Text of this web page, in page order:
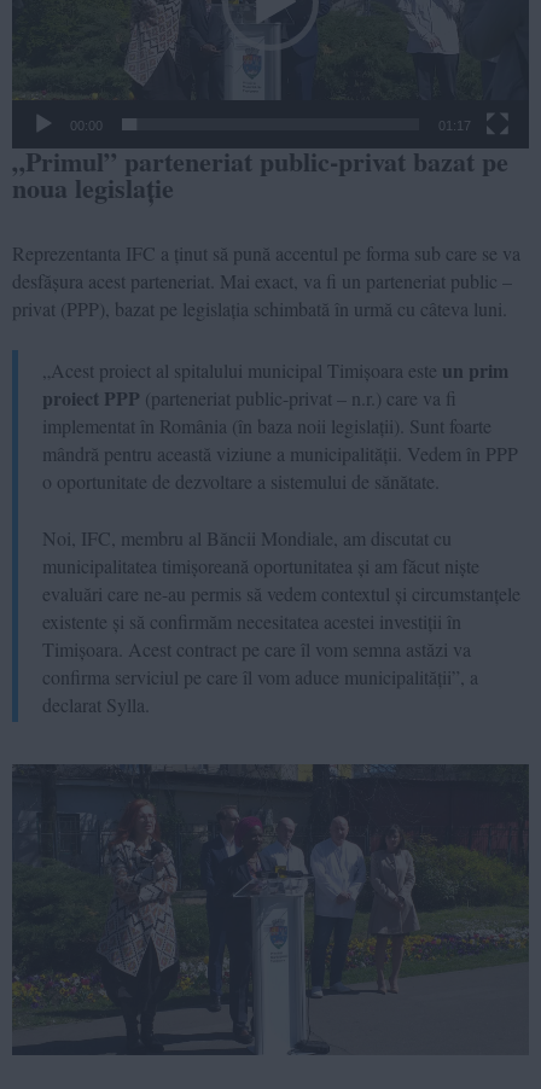
00:00 01:17
„Primul” parteneriat public-privat bazat pe
noua legislație
Reprezentanta IFC a ținut să pună accentul pe forma sub care se va
desfășura acest parteneriat. Mai exact, va fi un parteneriat public –
privat (PPP), bazat pe legislația schimbată în urmă cu câteva luni.
„Acest proiect al spitalului municipal Timișoara este un prim
proiect PPP (parteneriat public-privat – n.r.) care va fi
implementat în România (în baza noii legislații). Sunt foarte
mândră pentru această viziune a municipalității. Vedem în PPP
o oportunitate de dezvoltare a sistemului de sănătate.
Noi, IFC, membru al Băncii Mondiale, am discutat cu
municipalitatea timișoreană oportunitatea și am făcut niște
evaluări care ne-au permis să vedem contextul și circumstanțele
existente și să confirmăm necesitatea acestei investiții în
Timișoara. Acest contract pe care îl vom semna astăzi va
confirma serviciul pe care îl vom aduce municipalității”, a
declarat Sylla.